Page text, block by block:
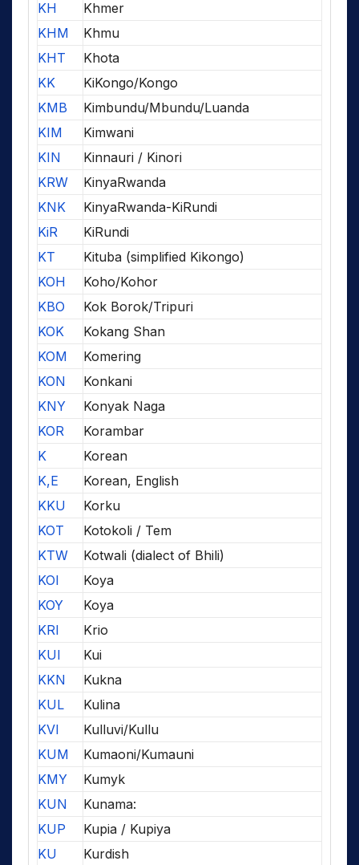
KH
Khmer
KHM
Khmu
KHT
Khota
KK
KiKongo/Kongo
KMB
Kimbundu/Mbundu/Luanda
KIM
Kimwani
KIN
Kinnauri / Kinori
KRW
KinyaRwanda
KNK
KinyaRwanda-KiRundi
KiR
KiRundi
KT
Kituba (simplified Kikongo)
KOH
Koho/Kohor
KBO
Kok Borok/Tripuri
KOK
Kokang Shan
KOM
Komering
KON
Konkani
KNY
Konyak Naga
KOR
Korambar
K
Korean
K,E
Korean, English
KKU
Korku
KOT
Kotokoli / Tem
KTW
Kotwali (dialect of Bhili)
KOI
Koya
KOY
Koya
KRI
Krio
KUI
Kui
KKN
Kukna
KUL
Kulina
KVI
Kulluvi/Kullu
KUM
Kumaoni/Kumauni
KMY
Kumyk
KUN
Kunama:
KUP
Kupia / Kupiya
KU
Kurdish